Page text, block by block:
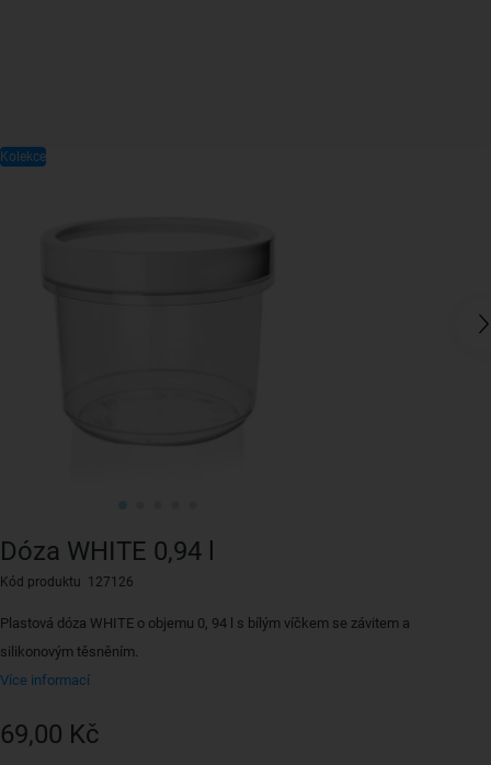
Dóza WHITE 0,94 l
Kód produktu 127126
Plastová dóza WHITE o objemu 0, 94 l s bílým víčkem se závitem a
silikonovým těsněním.
Více informací
69,00 Kč
Kolekce